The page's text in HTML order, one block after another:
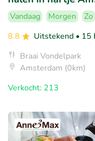
Vandaag Morgen Zo
8.8
Uitstekend • 15
Braai Vondelpark
Amsterdam (0km)
Verkocht: 213